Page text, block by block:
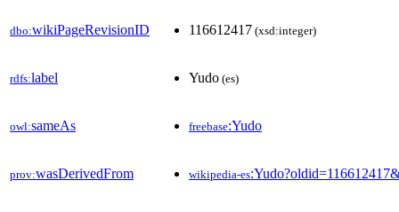
dbo:wikiPageRevisionID 116612417 (xsd:integer)
rdfs:label Yudo (es)
owl:sameAs freebase:Yudo
prov:wasDerivedFrom wikipedia-es